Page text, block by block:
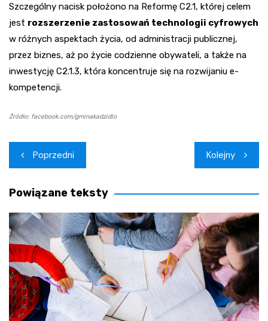
Szczególny nacisk położono na Reformę C2.1, której celem
jest rozszerzenie zastosowań technologii cyfrowych
w różnych aspektach życia, od administracji publicznej,
przez biznes, aż po życie codzienne obywateli, a także na
inwestycję C2.1.3, która koncentruje się na rozwijaniu e-
kompetencji.
Źródło: facebook.com/gminakadzidlo
Nawigacja
wpisu
Poprzedni Kolejny
Powiązane teksty